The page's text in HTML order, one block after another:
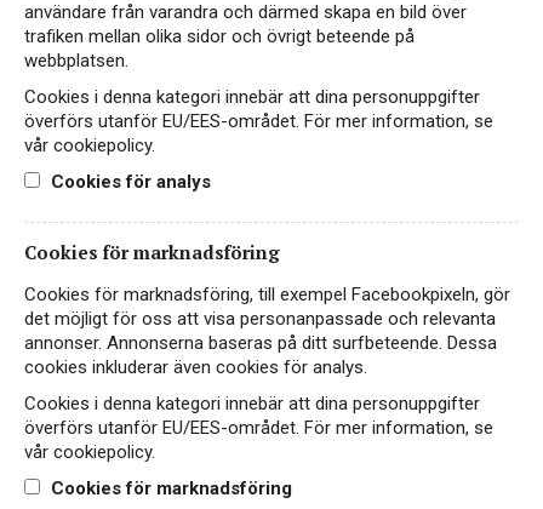
Casa Vinironia
Appassimento Grande
Edizione
RÖTT VIN
ITALIEN, APULIEN
269 kr LÄS MER
användare från varandra och därmed skapa en bild över
trafiken mellan olika sidor och övrigt beteende på
webbplatsen.
Cookies i denna kategori innebär att dina personuppgifter
överförs utanför EU/EES-området. För mer information, se
vår cookiepolicy.
Cookies för analys
Cookies för marknadsföring
Cookies för marknadsföring, till exempel Facebookpixeln, gör
det möjligt för oss att visa personanpassade och relevanta
annonser. Annonserna baseras på ditt surfbeteende. Dessa
cookies inkluderar även cookies för analys.
Cookies i denna kategori innebär att dina personuppgifter
överförs utanför EU/EES-området. För mer information, se
vår cookiepolicy.
Cookies för marknadsföring